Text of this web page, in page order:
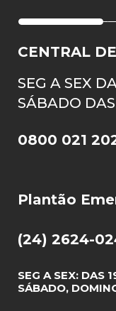
CENTRAL
SEG A SEX
SÁBADO
0800 021
Plantão
(24) 2624-
SEG A SEX: DAS
SÁBADO,